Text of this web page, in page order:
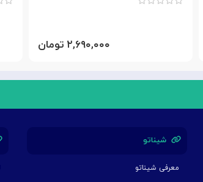
۲,۶۹۰,۰۰۰ تومان
شیناتو
معرفی شیناتو